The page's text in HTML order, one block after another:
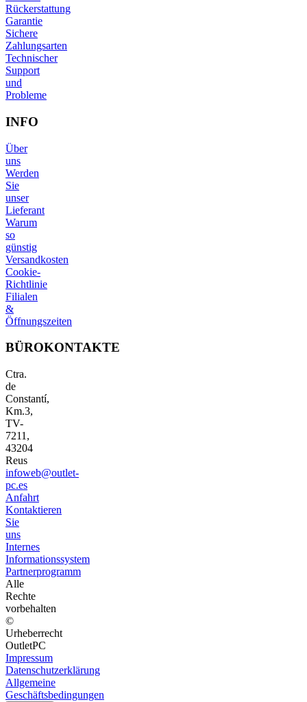
Rückerstattung
Garantie
Sichere
Zahlungsarten
Technischer
Support
und
Probleme
INFO
Über
uns
Werden
Sie
unser
Lieferant
Warum
so
günstig
Versandkosten
Cookie-
Richtlinie
Filialen
&
Öffnungszeiten
BÜROKONTAKTE
Ctra.
de
Constantí,
Km.3,
TV-
7211,
43204
Reus
infoweb@outlet-
pc.es
Anfahrt
Kontaktieren
Sie
uns
Internes
Informationssystem
Partnerprogramm
Alle
Rechte
vorbehalten
©
Urheberrecht
OutletPC
Impressum
Datenschutzerklärung
Allgemeine
Geschäftsbedingungen